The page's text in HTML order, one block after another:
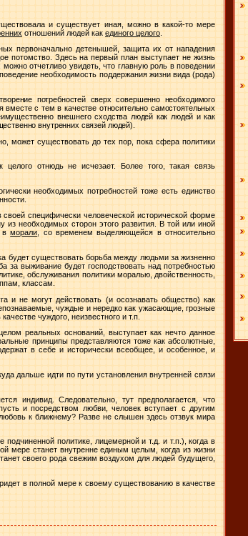
и существует иная, можно в какой-то мере
отношений людей как единого целого
первоначально детенышей, защита их от нападения
потомство. Здесь на первый план выступает не жизнь
отчетливо увидеть, что главную роль в поведении
необходимость поддержания жизни вида (рода)
потребностей сверх совершенно необходимого
с тем в качестве относительно самостоятельных
внешнего сходства людей как людей и как
внутренних связей людей).
может существовать до тех пор, пока сфера политики
целого отнюдь не исчезает. Более того, такая связь
необходимых потребностей тоже есть единство
своей специфически человеческой исторической форме
из необходимых сторон этого развития. В той или иной
вморали, со временем выделяющейся в относительно
будет существовать борьба между людьми за жизненно
за выживание будет господствовать над потребностью
обслуживания политики моралью, двойственность,
классам.
и не могут действовать (и осознавать общество) как
чуждые и нередко как ужасающие, грозные
чуждого, неизвестного и т.п.
реальных оснований, выступает как нечто данное
принципы представляются тоже как абсолютные,
в себе и исторически всеобщее, и особенное, и
дальше идти по пути установления внутренней связи
индивид. Следовательно, тут предполагается, что
и посредством любви, человек вступает с другим
к ближнему? Разве не слышен здесь отзвук мира
политике, лицемерной и т.д. и т.п.), когда в
мере станет внутренне единым целым, когда из жизни
своего рода свежим воздухом для людей будущего,
в полной мере к своему существованию в качестве